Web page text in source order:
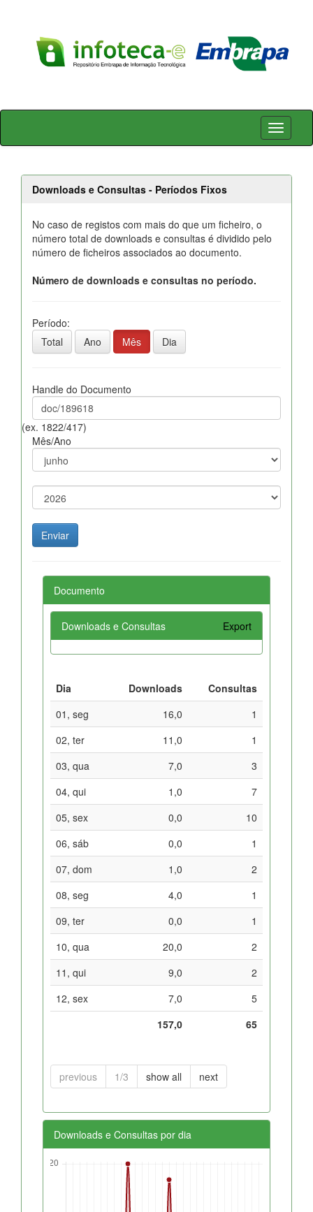
Skip
Downloads e Consultas - Períodos Fixos
No caso de registos com mais do que um ficheiro, o
número total de downloads e consultas é dividido pelo
número de ficheiros associados ao documento.
Número de downloads e consultas no período.
Período:
Total
Ano Mês Dia
Handle do Documento
(ex. 1822/417)
Mês/Ano
Documento
Downloads e Consultas Export
Dia Downloads
Consultas
01, seg
16,0
1
02, ter
11,0
1
03, qua
7,0
3
04, qui
1,0
7
05, sex
0,0
10
06, sáb
0,0
1
07, dom
1,0
2
08, seg
4,0
1
09, ter
0,0
1
10, qua
20,0
2
11, qui
9,0
2
12, sex
7,0
5
157,0
65
previous 1/3 show all next
Downloads e Consultas por dia